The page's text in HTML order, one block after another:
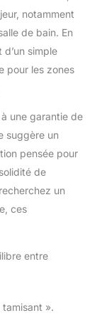
de
de
moins
à
mur ou
de
-
en
notamment
de bain. En
simple
pour les zones
une garantie de
suggère un
pensée pour
de
un
ces
entre
».